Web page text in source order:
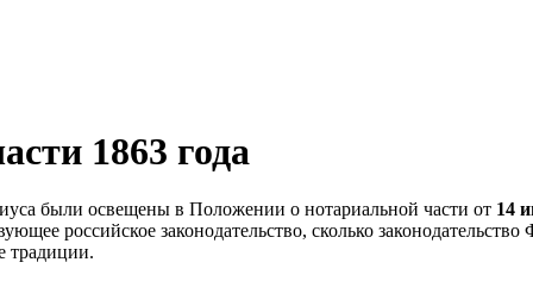
1863 года
были освещены в Положении о нотариальной части от 14
российское законодательство, сколько
традиции.